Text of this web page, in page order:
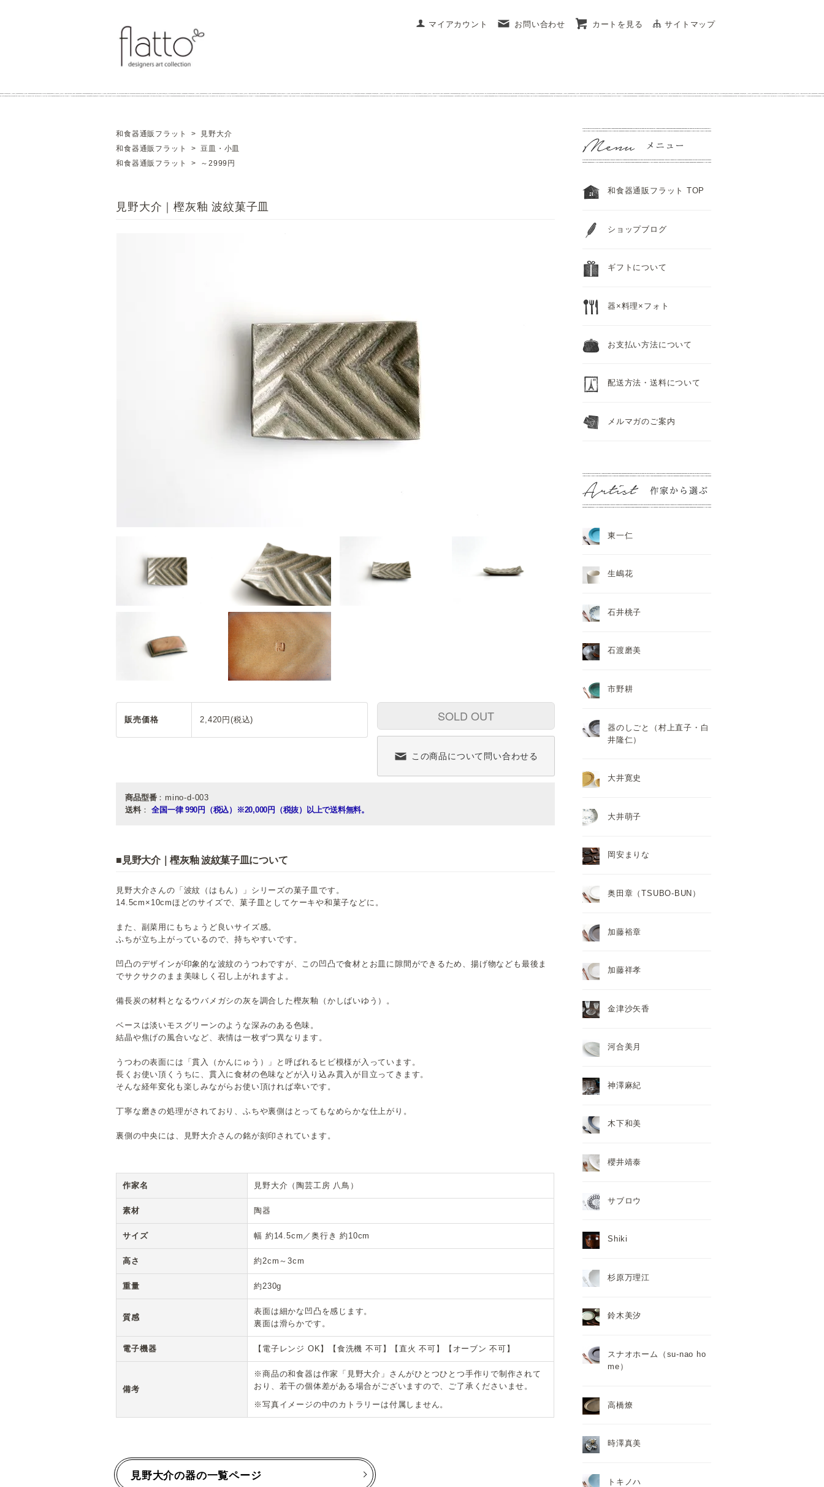
マイアカウント お問い合わせ カートを見る サイトマップ
和食器通販フラット >
見野大介
和食器通販フラット
>豆皿・小皿
和食器通販フラット
> ～2999円
見野大介｜樫灰釉 波紋菓子皿
販売価格 2,420円(税込) SOLD OUT
この商品について問い合わせる
商品型番：mino-d-003
送料： 全国一律 990円（税込） ※20,000円（税抜）以上で送料無料。
■見野大介｜樫灰釉 波紋菓子皿について
見野大介さんの「波紋（はもん）」シリーズの菓子皿です。
14.5cm×10cmほどのサイズで、菓子皿としてケーキや和菓子などに。
また、副菜用にもちょうど良いサイズ感。
ふちが立ち上がっているので、持ちやすいです。
凹凸のデザインが印象的な波紋のうつわですが、この凹凸で食材とお皿に隙間ができるため、揚げ物なども最後ま
でサクサクのまま美味しく召し上がれますよ。
備長炭の材料となるウバメガシの灰を調合した樫灰釉（かしばいゆう）。
ベースは淡いモスグリーンのような深みのある色味。
結晶や焦げの風合いなど、表情は一枚ずつ異なります。
うつわの表面には「貫入（かんにゅう）」と呼ばれるヒビ模様が入っています。
長くお使い頂くうちに、貫入に食材の色味などが入り込み貫入が目立ってきます。
そんな経年変化も楽しみながらお使い頂ければ幸いです。
丁寧な磨きの処理がされており、ふちや裏側はとってもなめらかな仕上がり。
裏側の中央には、見野大介さんの銘が刻印されています。
作家名 見野大介（陶芸工房 八鳥）
素材 陶器
サイズ 幅 約14.5cm／奥行き 約10cm
高さ 約2cm～3cm
重量 約230g
質感
表面は細かな凹凸を感じます。
裏面は滑らかです。
電子機器 【電子レンジ OK】【食洗機 不可】【直火 不可】【オーブン 不可】
備考
※商品の和食器は作家「見野大介」さんがひとつひとつ手作りで制作されて
おり、若干の個体差がある場合がございますので、ご了承くださいませ。
※写真イメージの中のカトラリーは付属しません。
見野大介の器の一覧ページ
和食器通販フラット TOP
ショップブログ
ギフトについて
器×料理×フォト
お支払い方法について
配送方法・送料について
メルマガのご案内
東一仁
生嶋花
石井桃子
石渡磨美
市野耕
器のしごと（村上直子・白
井隆仁）
大井寛史
大井萌子
岡安まりな
奥田章（TSUBO-BUN）
加藤裕章
加藤祥孝
金津沙矢香
河合美月
神澤麻紀
木下和美
櫻井靖泰
サブロウ
Shiki
杉原万理江
鈴木美汐
スナオホーム（su-nao ho
me）
高橋燎
時澤真美
トキノハ